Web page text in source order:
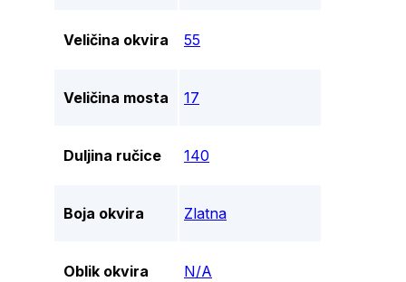
Veličina okvira 55
Veličina mosta 17
Duljina ručice 140
Boja okvira Zlatna
Oblik okvira N/A